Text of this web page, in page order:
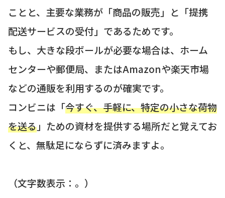
ことと、主要な業務が「商品の販売」と「提携
配送サービスの受付」であるためです。
もし、大きな段ボールが必要な場合は、ホーム
センターや郵便局、またはAmazonや楽天市場
などの通販を利用するのが確実です。
コンビニは「今すぐ、手軽に、特定の小さな荷物
を送る」ための資材を提供する場所だと覚えてお
くと、無駄足にならずに済みますよ。
（文字数表示：。）